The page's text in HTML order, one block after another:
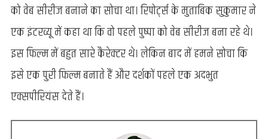
को वेब सीरीज बनाने का सोचा था। रिपोर्ट्स के मुताबिक सुकुमार ने
एक इंटरव्यू में कहा था कि वो पहले पुष्पा को वेब सीरीज बना रहे थे।
इस फिल्म में बहुत सारे कैरेक्टर थे। लेकिन बाद में हमने सोचा कि
इसे एक पुरी फिल्म बनाते हैं और दर्शकों पहले एक अदभुत
एक्सपीरियंस देते हैं।